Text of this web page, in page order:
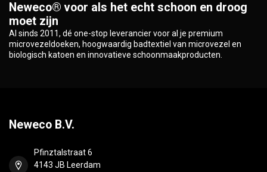
Neweco® voor als het echt schoon en droog
moet zijn
Al sinds 2011, dé one-stop leverancier voor al je premium
microvezeldoeken, hoogwaardig badtextiel van microvezel en
biologisch katoen en innovatieve schoonmaakproducten.
Neweco B.V.
Pfinztalstraat 6
4143 JB Leerdam